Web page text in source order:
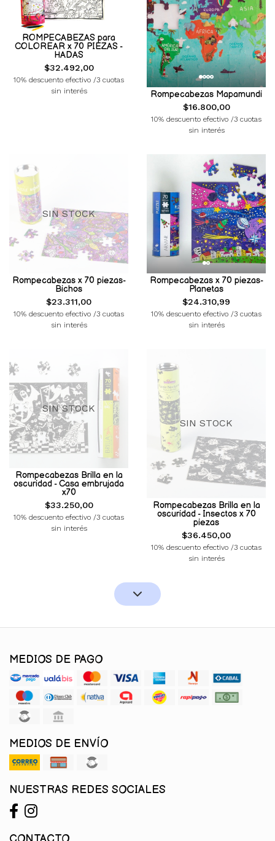
ROMPECABEZAS para
COLOREAR x 70 PIEZAS -
HADAS
$32.492,00
10% descuento efectivo /3 cuotas
sin interés
Rompecabezas Mapamundi
$16.800,00
10% descuento efectivo /3 cuotas
sin interés
SIN STOCK
Rompecabezas x 70 piezas-
Bichos
$23.311,00
10% descuento efectivo /3 cuotas
sin interés
Rompecabezas x 70 piezas-
Planetas
$24.310,99
10% descuento efectivo /3 cuotas
sin interés
SIN STOCK
Rompecabezas Brilla en la
oscuridad - Casa embrujada
x70
$33.250,00
10% descuento efectivo /3 cuotas
sin interés
SIN STOCK
Rompecabezas Brilla en la
oscuridad - Insectos x 70
piezas
$36.450,00
10% descuento efectivo /3 cuotas
sin interés
MEDIOS DE PAGO
MEDIOS DE ENVÍO
NUESTRAS REDES SOCIALES